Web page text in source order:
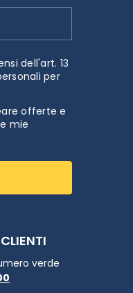
dell'art. 13
per
offerte e
mie
verde